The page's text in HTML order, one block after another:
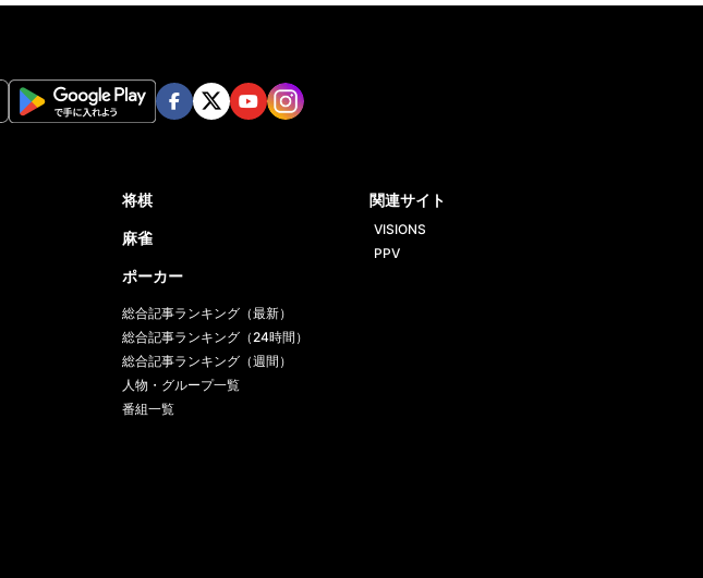
将棋
麻雀
ポーカー
総合記事ランキング（最新）
総合記事ランキング（24時間）
総合記事ランキング（週間）
人物・グループ一覧
番組一覧
関連サイト
VISIONS
PPV